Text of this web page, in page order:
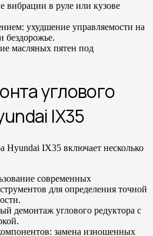
в руле или кузове
ухудшение управляемости на
бездорожье.
масляных пятен под
углового
IX35
Hyundai IX35 включает несколько
современных
для определения точной
демонтаж углового редуктора с
замена изношенных